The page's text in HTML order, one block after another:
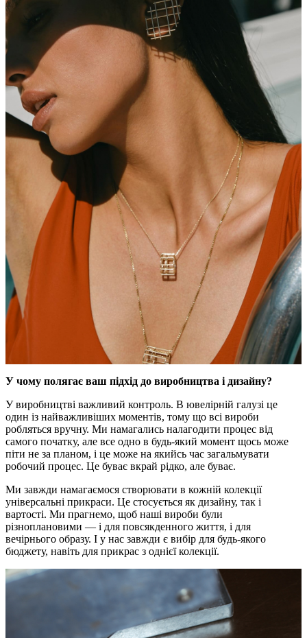
У чому полягає ваш підхід до виробництва і дизайну?
У виробництві важливий контроль. В ювелірній галузі це
один із найважливіших моментів, тому що всі вироби
робляться вручну. Ми намагались налагодити процес від
самого початку, але все одно в будь-який момент щось може
піти не за планом, і це може на якийсь час загальмувати
робочий процес. Це буває вкрай рідко, але буває.
Ми завжди намагаємося створювати в кожній колекції
універсальні прикраси. Це стосується як дизайну, так і
вартості. Ми прагнемо, щоб наші вироби були
різноплановими — і для повсякденного життя, і для
вечірнього образу. І у нас завжди є вибір для будь-якого
бюджету, навіть для прикрас з однієї колекції.